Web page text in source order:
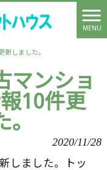
MENU
しました。
マンショ
10件更
2020/11/28
しました。トッ